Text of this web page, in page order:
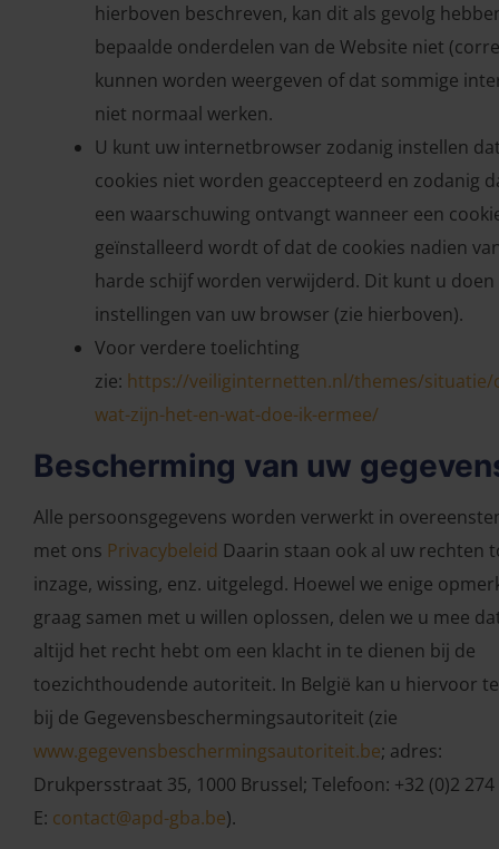
hierboven beschreven, kan dit als gevolg
bepaalde onderdelen van de Website niet
kunnen worden weergeven of dat sommige
niet normaal werken.
U kunt uw internetbrowser zodanig instellen
cookies niet worden geaccepteerd en zodanig
een waarschuwing ontvangt wanneer een
geïnstalleerd wordt of dat de cookies nadien
harde schijf worden verwijderd. Dit kunt u doen
instellingen van uw browser (zie hierboven).
Voor verdere toelichting
zie: https://veiliginternetten.nl/themes/situatie/
wat-zijn-het-en-wat-doe-ik-ermee/
Bescherming van uw
Alle persoonsgegevens worden verwerkt in
met ons Privacybeleid Daarin staan ook al uw rechten
inzage, wissing, enz. uitgelegd. Hoewel we enige
graag samen met u willen oplossen, delen we u mee
altijd het recht hebt om een klacht in te dienen bij de
toezichthoudende autoriteit. In België kan u hiervoor
bij de Gegevensbeschermingsautoriteit (zie
www.gegevensbeschermingsautoriteit.be; adres:
Drukpersstraat 35, 1000 Brussel; Telefoon: +32 (0)2 274
E: contact@apd-gba.be).